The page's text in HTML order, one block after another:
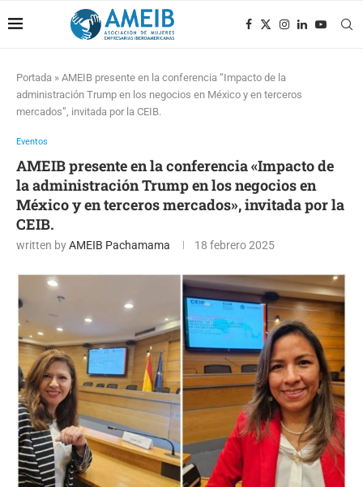
Portada » AMEIB presente en la conferencia “Impacto de la
administración Trump en los negocios en México y en terceros
mercados”, invitada por la CEIB.
Eventos
AMEIB presente en la conferencia «Impacto de
la administración Trump en los negocios en
México y en terceros mercados», invitada por la
CEIB.
written byAMEIB Pachamama 18 febrero 2025